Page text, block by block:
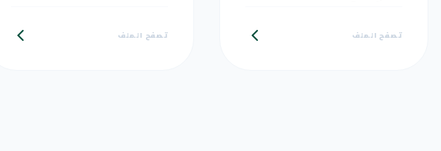
تصفح الملف تصفح الملف